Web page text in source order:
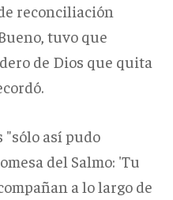
reconciliación
tuvo que
de Dios que quita
"sólo así pudo
del Salmo: 'Tu
a lo largo de